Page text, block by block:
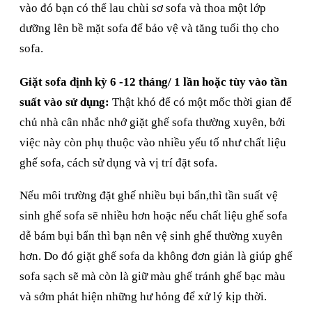
vào đó bạn có thể lau chùi sơ sofa và thoa một lớp
dưỡng lên bề mặt sofa để bảo vệ và tăng tuổi thọ cho
sofa.
Giặt sofa định kỳ 6 -12 tháng/ 1 lần hoặc tùy vào tần
suất vào sử dụng: Thật khó để có một mốc thời gian để
chủ nhà cân nhắc nhớ giặt ghế sofa thường xuyên, bởi
việc này còn phụ thuộc vào nhiều yếu tố như chất liệu
ghế sofa, cách sử dụng và vị trí đặt sofa.
Nếu môi trường đặt ghế nhiều bụi bẩn,thì tần suất vệ
sinh ghế sofa sẽ nhiều hơn hoặc nếu chất liệu ghế sofa
dễ bám bụi bẩn thì bạn nên vệ sinh ghế thường xuyên
hơn. Do đó giặt ghế sofa da không đơn giản là giúp ghế
sofa sạch sẽ mà còn là giữ màu ghế tránh ghế bạc màu
và sớm phát hiện những hư hỏng để xử lý kịp thời.